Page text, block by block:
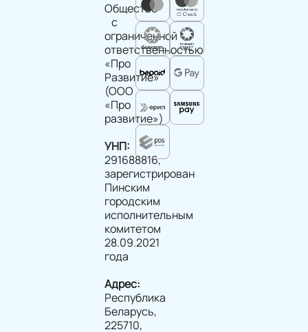
Общество
с
ограниченной
ответственностью
«Про
Развитие»
(ООО
«Про
развитие»)
УНП:
291688816,
зарегистрирован
Пинским
городским
исполнительным
комитетом
28.09.2021
года
Адрес:
Республика
Беларусь,
225710,